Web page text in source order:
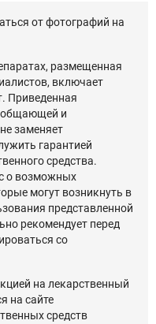
от фотографий на
размещенная
включает
Приведенная
и
заменяет
гарантией
средства.
о возможных
могут возникнуть в
представленной
рекомендует перед
со
на лекарственный
на сайте
средств